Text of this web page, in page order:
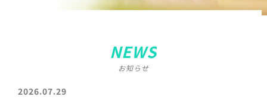
NEWS
お知らせ
2026.07.29